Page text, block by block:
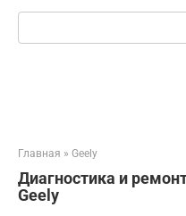
Поиск:
Главная » Geely
Диагностика и
Geely